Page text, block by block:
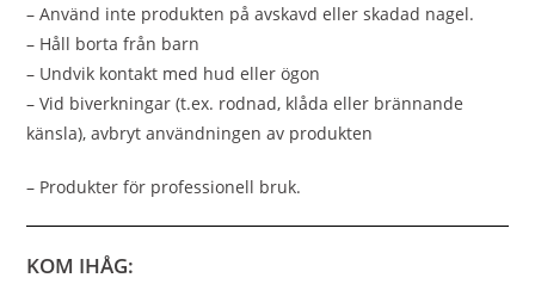
– Använd inte produkten på avskavd eller skadad nagel.
– Håll borta från barn
– Undvik kontakt med hud eller ögon
– Vid biverkningar (t.ex. rodnad, klåda eller brännande
känsla), avbryt användningen av produkten
– Produkter för professionell bruk.
KOM IHÅG: